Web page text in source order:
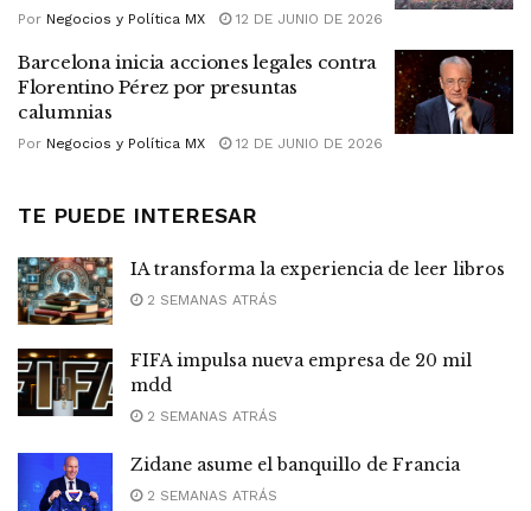
Por Negocios y Política MX 12 DE JUNIO DE 2026
Barcelona inicia acciones legales contra
Florentino Pérez por presuntas
calumnias
Por Negocios y Política MX 12 DE JUNIO DE 2026
TE PUEDE INTERESAR
IA transforma la experiencia de leer libros
2 SEMANAS ATRÁS
FIFA impulsa nueva empresa de 20 mil
mdd
2 SEMANAS ATRÁS
Zidane asume el banquillo de Francia
2 SEMANAS ATRÁS